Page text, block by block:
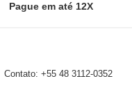
Pague em até 12X
Contato: +55 48 3112-0352